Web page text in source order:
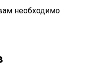
необходимо